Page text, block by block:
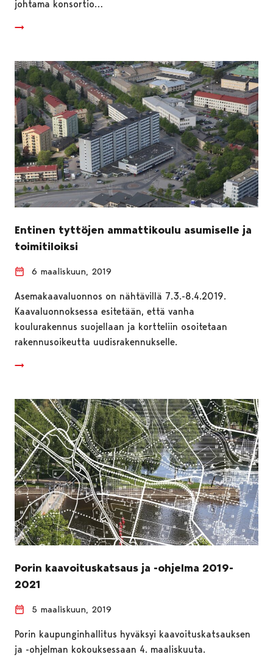
johtama konsortio…
Entinen tyttöjen ammattikoulu asumiselle ja
toimitiloiksi
6 maaliskuun, 2019
Asemakaavaluonnos on nähtävillä 7.3.-8.4.2019.
Kaavaluonnoksessa esitetään, että vanha
koulurakennus suojellaan ja kortteliin osoitetaan
rakennusoikeutta uudisrakennukselle.
Porin kaavoituskatsaus ja -ohjelma 2019-
2021
5 maaliskuun, 2019
Porin kaupunginhallitus hyväksyi kaavoituskatsauksen
ja -ohjelman kokouksessaan 4. maaliskuuta.